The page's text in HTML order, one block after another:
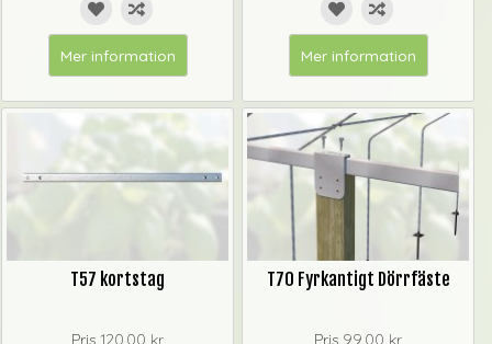
Mer information Mer information
T57 kortstag
Pris 120,00 kr
T70 Fyrkantigt Dörrfäste
Pris 99,00 kr